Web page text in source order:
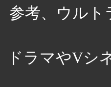
参考、ウル
ドラマやVシ